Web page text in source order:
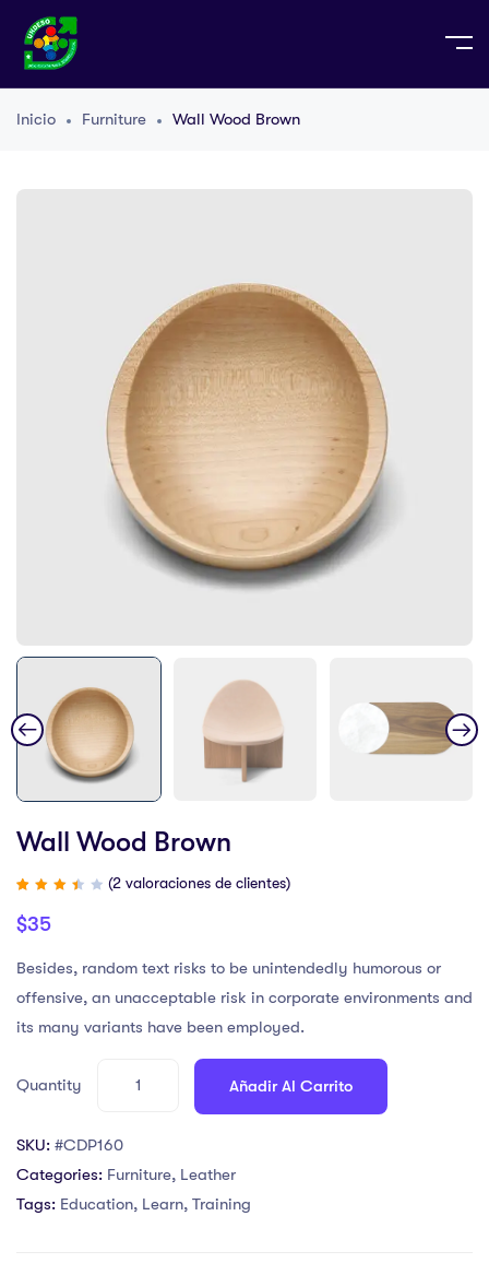
Inicio Furniture Wall Wood Brown
Wall Wood Brown
con
3.50
base
a
de
(2 valoraciones de clientes)
$35
Besides, random text risks to be unintendedly humorous or
offensive, an unacceptable risk in corporate environments and
its many variants have been employed.
Quantity Añadir Al Carrito
SKU: #CDP160
Categories: Furniture, Leather
Tags: Education, Learn, Training